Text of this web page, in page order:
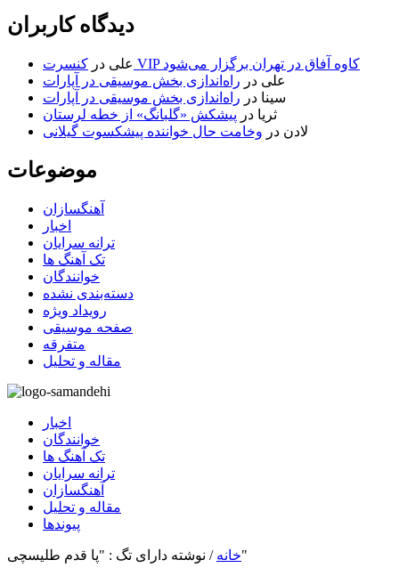
دیدگاه کاربران
علی در
کنسرت VIP کاوه آفاق در تهران برگزار می‌شود
علی در راه‌اندازی بخش موسیقی در آپارات
سینا در راه‌اندازی بخش موسیقی در آپارات
ثریا در پیشکش «گلبانگ» از خطه لرستان
لادن در وخامت حال خواننده پیشکسوت گیلانی
موضوعات
آهنگسازان
اخبار
ترانه سرایان
تک آهنگ ها
خوانندگان
دسته‌بندی نشده
رویداد ویژه
صفحه موسیقی
متفرقه
مقاله و تحلیل
اخبار
خوانندگان
تک آهنگ ها
ترانه سرایان
آهنگسازان
مقاله و تحلیل
پیوندها
خانه / نوشته دارای تگ : "پا قدم طلیسچی"